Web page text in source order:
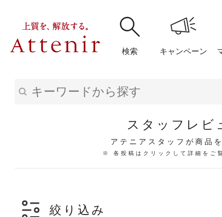
検索 キャンペーン
アテニア
スタッフレビ
アテニアスタッフが商品
※ 各投稿はクリックして詳細をご
絞り込み